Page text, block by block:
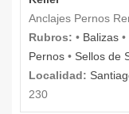
Anclajes Pernos
Rubros: • Balizas •
Pernos • Sellos de
Localidad:
230